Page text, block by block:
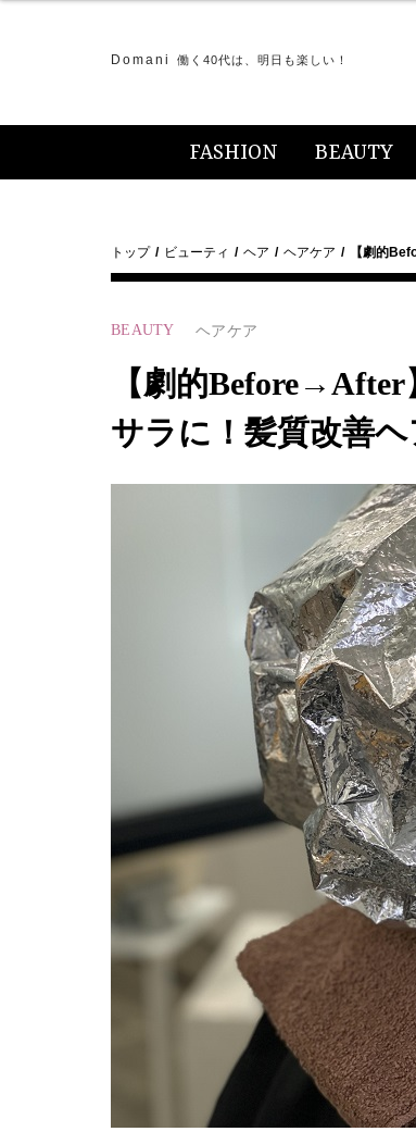
Domani 働く40代は、明日も楽しい！
FASHION BEAUTY
トップ ビューティ ヘア ヘアケア 【劇的
BEAUTY ヘアケア
【劇的
サラに！髪質改善